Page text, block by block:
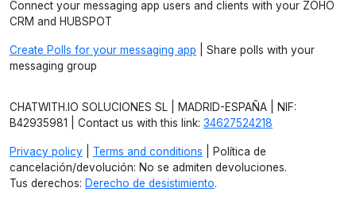
Connect your messaging app users and clients with your ZOHO
CRM and HUBSPOT
Create Polls for your messaging app | Share polls with your
messaging group
CHATWITH.IO SOLUCIONES SL | MADRID-ESPAÑA | NIF:
B42935981 | Contact us with this link: 34627524218
Privacy policy Terms and conditions | Política de
cancelación/devolución: No se admiten devoluciones.
Tus derechos: Derecho de desistimiento.